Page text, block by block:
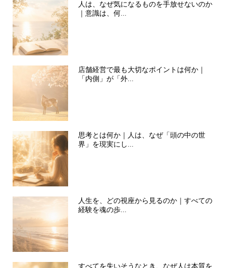
人は、なぜ気になるものを手放せないのか
｜意識は、何...
店舗経営で最も大切なポイントは何か｜
「内側」が「外...
思考とは何か｜人は、なぜ「頭の中の世
界」を現実にし...
人生を、どの視座から見るのか｜すべての
経験を魂の歩...
すべてを失いそうなとき、なぜ人は本質を